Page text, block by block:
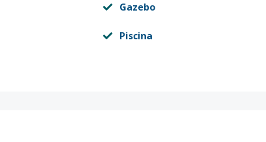
Gazebo
Piscina